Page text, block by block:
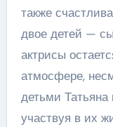
также
двое детей —
актрисы
атмосфере,
детьми Татьяна
участвуя в их